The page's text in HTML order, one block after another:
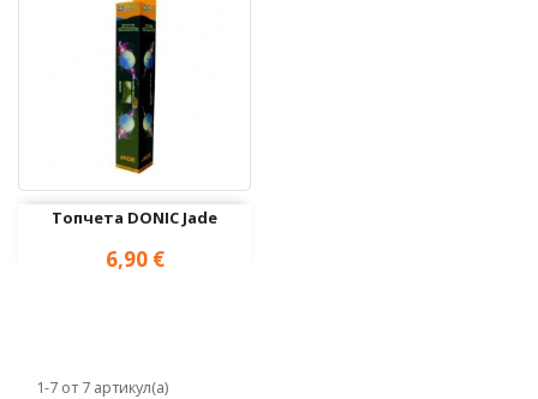
Топчетa DONIC Jade
Цена
6,90 €
1-7 от 7 артикул(а)